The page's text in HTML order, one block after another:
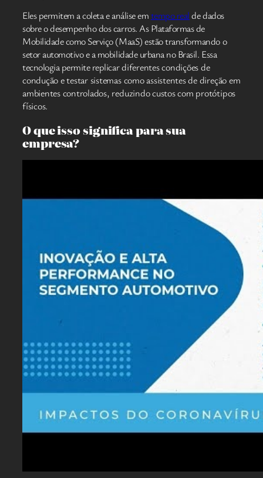
Eles permitem a coleta e análise emtempo realde dados
sobre o desempenho dos carros. As Plataformas de
Mobilidade como Serviço (MaaS) estão transformando o
setor automotivo e a mobilidade urbana no Brasil. Essa
tecnologia permite replicar diferentes condições de
condução e testar sistemas como assistentes de direção em
ambientes controlados, reduzindo custos com protótipos
físicos.
O que isso significa para sua
empresa?